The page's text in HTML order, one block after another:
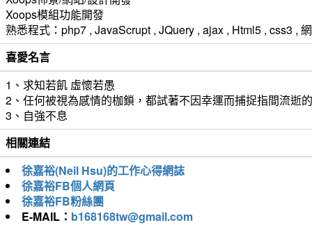
Xoops模組功能開發
熟悉程式：php7 , JavaScrupt , JQuery , ajax , Html5 , css3 ,
喜愛名言
1、求知若飢 虛懷若愚
2、任何被視為感情的枷鎖，都試著不因幸運而捕捉指間流逝
3、自強不息
相關連結
徐嘉裕(Neil Hsu)的工作心得網誌
徐嘉裕FB個人網頁
徐嘉裕FB粉絲團
E-MAIL： b168168tw@gmail.com